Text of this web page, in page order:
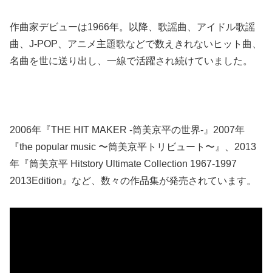
作曲家デビューは1966年。以降、歌謡曲、アイドル歌謡
曲、J-POP、アニメ主題歌などで数えきれないヒット曲、
名曲を世に送り出し、一線で活躍され続けていました。
2006年『THE HIT MAKER -筒美京平の世界-』2007年
『the popular music 〜筒美京平トリビュート〜』、2013
年『筒美京平 Hitstory Ultimate Collection 1967-1997
2013Edition』など、数々の作品集が発売されています。